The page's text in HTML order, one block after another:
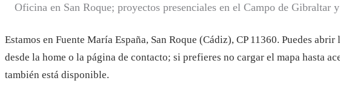
Oficina en San Roque; proyectos presenciales en el Campo de Gibraltar
Estamos en Fuente María España, San Roque (Cádiz), CP 11360. Puedes
desde la home o la página de contacto; si prefieres no cargar el mapa hasta
también está disponible.